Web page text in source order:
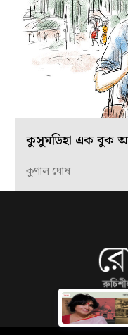
কুসুমডিহা এক বুক
কুণাল ঘোষ